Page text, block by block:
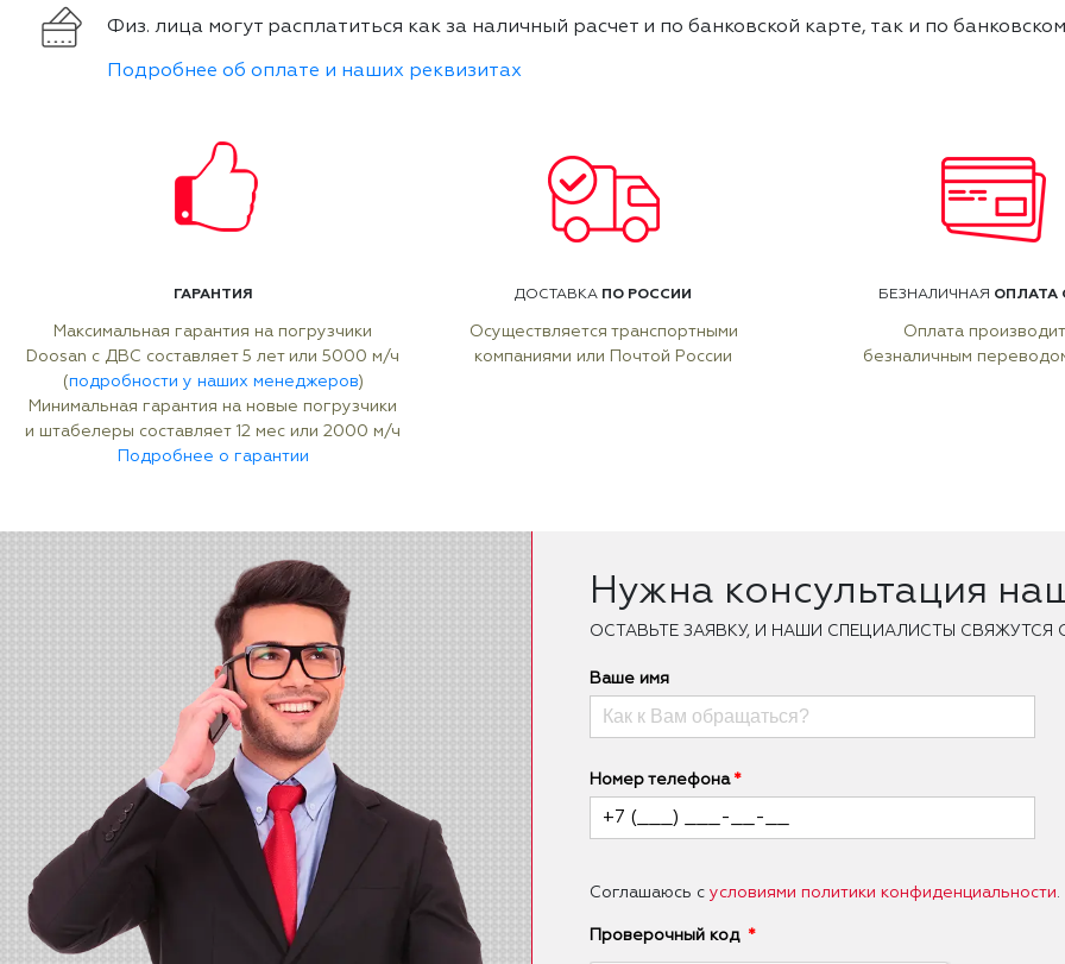
Физ. лица могут расплатиться как за наличный расчет и по банковской карте, так и по
Подробнее об оплате и наших реквизитах
ГАРАНТИЯ
Максимальная гарантия на погрузчики
Doosan с ДВС составляет 5 лет или 5000 м/ч
(подробности у наших менеджеров)
Минимальная гарантия на новые погрузчики
и штабелеры составляет 12 мес или 2000 м/ч
Подробнее о гарантии
ДОСТАВКА ПО РОССИИ
Осуществляется транспортными
компаниями или Почтой России
БЕЗНАЛИЧНАЯ ОПЛАТА
Оплата
безналичным
Нужна консультация
ОCТАВЬТЕ ЗАЯВКУ, И НАШИ СПЕЦИАЛИСТЫ
Ваше имя
Номер телефона
Соглашаюсь с условиями политики конфиденциальности.
Проверочный код